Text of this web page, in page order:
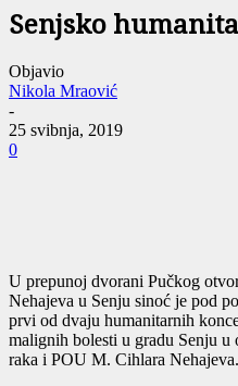
Senjsko
Objavio
Nikola Mraović
-
25 svibnja, 2019
0
U prepunoj dvorani Pučkog
Nehajeva u Senju sinoć je pod
prvi od dvaju humanitarnih
malignih bolesti u gradu Senju
raka i POU M. Cihlara Nehajeva.